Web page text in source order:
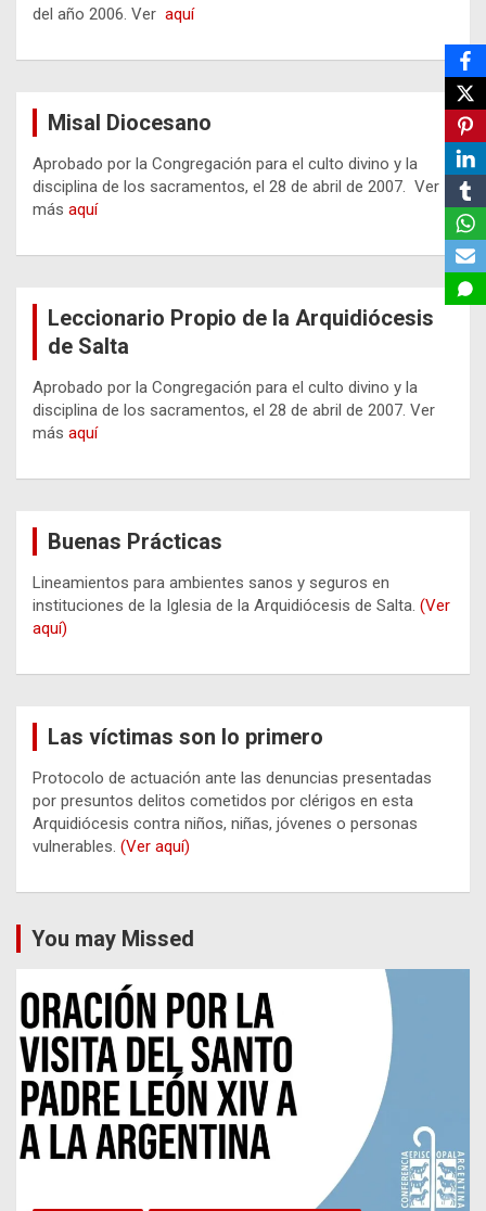
del año 2006. Ver aquí
Misal Diocesano
Aprobado por la Congregación para el culto divino y la
disciplina de los sacramentos, el 28 de abril de 2007. Ver
más aquí
Leccionario Propio de la Arquidiócesis
de Salta
Aprobado por la Congregación para el culto divino y la
disciplina de los sacramentos, el 28 de abril de 2007. Ver
más aquí
Buenas Prácticas
Lineamientos para ambientes sanos y seguros en
instituciones de la Iglesia de la Arquidiócesis de Salta. (Ver
aquí)
Las víctimas son lo primero
Protocolo de actuación ante las denuncias presentadas
por presuntos delitos cometidos por clérigos en esta
Arquidiócesis contra niños, niñas, jóvenes o personas
vulnerables. (Ver aquí)
You may Missed